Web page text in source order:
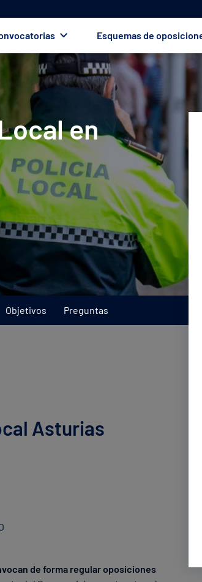
Esquemas de
en
Objetivos Preguntas
Asturias
de forma regular oposiciones